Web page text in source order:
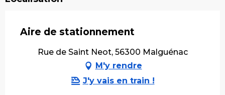
Aire de stationnement
Rue de Saint Neot, 56300 Malguénac
M'y rendre
J'y vais en train !